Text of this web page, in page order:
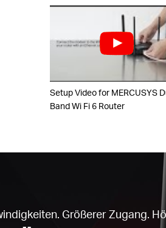
Setup Video for MERCUSYS
Band Wi Fi 6 Router
Größerer Zugang.